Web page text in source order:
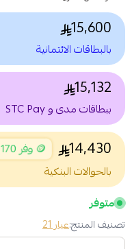
15,600
بالبطاقات الائتمانية
15,132
ببطاقات مدى و STC Pay
14,430 🪙 وفر 1,170
بالحوالات البنكية
متوفر
تصنيف المنتج:عيار 21